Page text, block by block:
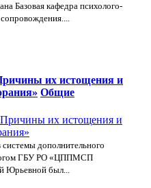
Базовая кафедра психолого-
сопровождения....
их истощения и
Общие
системы дополнительного
ГБУ РО «ЦППМСП
Юрьевной был...